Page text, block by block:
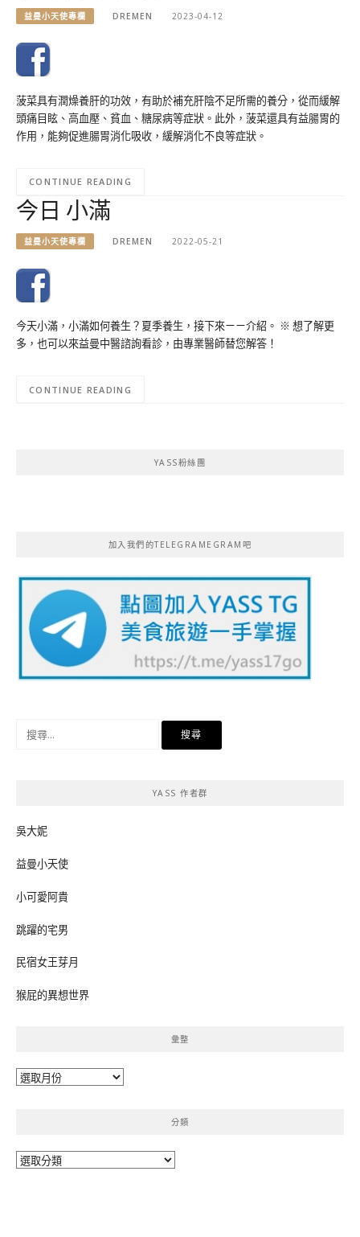
益曼小天使專欄 DREMEN 2023-04-12
菠菜具有潤燥養肝的功效，有助於補充肝陰不足所需的養分，從而緩解
頭痛目眩、高血壓、貧血、糖尿病等症狀。此外，菠菜還具有益腸胃的
作用，能夠促進腸胃消化吸收，緩解消化不良等症狀。
CONTINUE READING
今日 小滿
益曼小天使專欄 DREMEN 2022-05-21
今天小滿，小滿如何養生？夏季養生，接下來ㄧㄧ介紹。 ※ 想了解更
多，也可以來益曼中醫諮詢看診，由專業醫師替您解答！
CONTINUE READING
YASS粉絲團
加入我們的TELEGRAMEGRAM吧
YASS 作者群
吳大妮
益曼小天使
小可愛阿貴
跳躍的宅男
民宿女王芽月
猴屁的異想世界
彙整
彙
分類
分